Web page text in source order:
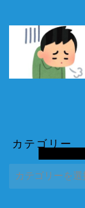
カテゴリー